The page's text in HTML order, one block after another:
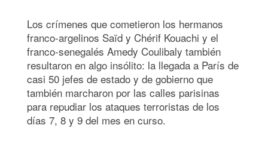
Los crímenes que cometieron los hermanos
franco-argelinos Saïd y Chérif Kouachi y el
franco-senegalés Amedy Coulibaly también
resultaron en algo insólito: la llegada a París de
casi 50 jefes de estado y de gobierno que
también marcharon por las calles parisinas
para repudiar los ataques terroristas de los
días 7, 8 y 9 del mes en curso.